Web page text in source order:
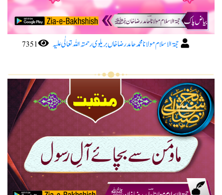
حجۃ الاسلام مولانا محمد حامد رضا خاں بریلوی رحمتہ اللہ تعا لٰی علیہ